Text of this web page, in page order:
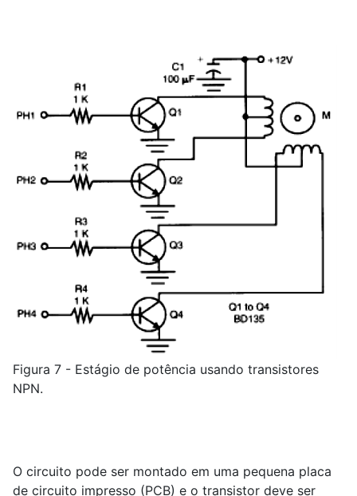
Figura 7 - Estágio de potência usando transistores
NPN.
O circuito pode ser montado em uma pequena placa
de circuito impresso (PCB) e o transistor deve ser